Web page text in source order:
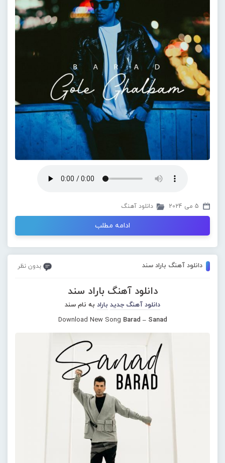
5 می 2024 دانلود آهنگ
ادامه مطلب
دانلود آهنگ باراد سند بدون نظر
دانلود آهنگ باراد سند
دانلود آهنگ جدید باراد به نام سند
Download New Song Barad – Sanad